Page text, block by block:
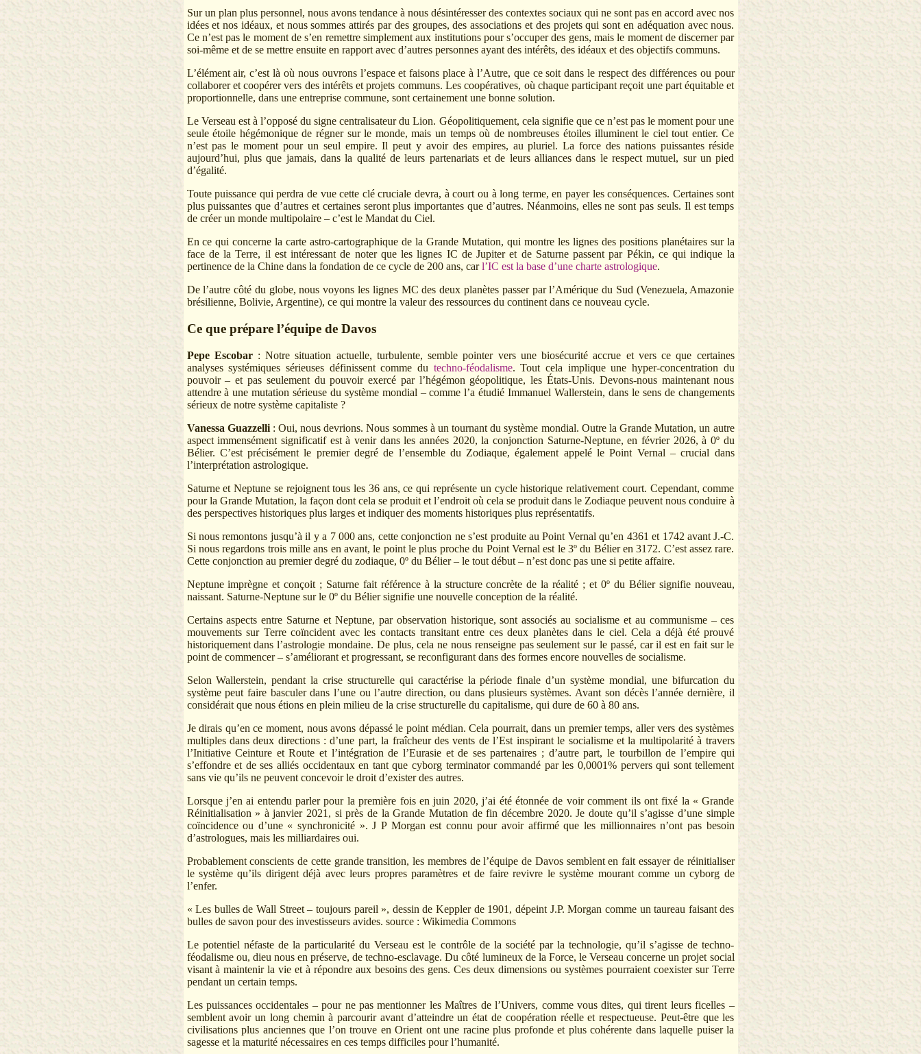
Sur un plan plus personnel, nous avons tendance à nous désintéresser des contextes sociaux qui ne sont pas en accord avec nos
idées et nos idéaux, et nous sommes attirés par des groupes, des associations et des projets qui sont en adéquation avec nous.
Ce n’est pas le moment de s’en remettre simplement aux institutions pour s’occuper des gens, mais le moment de discerner par
soi-même et de se mettre ensuite en rapport avec d’autres personnes ayant des intérêts, des idéaux et des objectifs communs.
L’élément air, c’est là où nous ouvrons l’espace et faisons place à l’Autre, que ce soit dans le respect des différences ou pour
collaborer et coopérer vers des intérêts et projets communs. Les coopératives, où chaque participant reçoit une part équitable et
proportionnelle, dans une entreprise commune, sont certainement une bonne solution.
Le Verseau est à l’opposé du signe centralisateur du Lion. Géopolitiquement, cela signifie que ce n’est pas le moment pour une
seule étoile hégémonique de régner sur le monde, mais un temps où de nombreuses étoiles illuminent le ciel tout entier. Ce
n’est pas le moment pour un seul empire. Il peut y avoir des empires, au pluriel. La force des nations puissantes réside
aujourd’hui, plus que jamais, dans la qualité de leurs partenariats et de leurs alliances dans le respect mutuel, sur un pied
d’égalité.
Toute puissance qui perdra de vue cette clé cruciale devra, à court ou à long terme, en payer les conséquences. Certaines sont
plus puissantes que d’autres et certaines seront plus importantes que d’autres. Néanmoins, elles ne sont pas seuls. Il est temps
de créer un monde multipolaire – c’est le Mandat du Ciel.
En ce qui concerne la carte astro-cartographique de la Grande Mutation, qui montre les lignes des positions planétaires sur la
face de la Terre, il est intéressant de noter que les lignes IC de Jupiter et de Saturne passent par Pékin, ce qui indique la
pertinence de la Chine dans la fondation de ce cycle de 200 ans, carl’IC est la base d’une charte astrologique.
De l’autre côté du globe, nous voyons les lignes MC des deux planètes passer par l’Amérique du Sud (Venezuela, Amazonie
brésilienne, Bolivie, Argentine), ce qui montre la valeur des ressources du continent dans ce nouveau cycle.
Ce que prépare l’équipe de Davos
Pepe Escobar: Notre situation actuelle, turbulente, semble pointer vers une biosécurité accrue et vers ce que certaines
analyses systémiques sérieuses définissent comme du techno-féodalisme. Tout cela implique une hyper-concentration du
pouvoir – et pas seulement du pouvoir exercé par l’hégémon géopolitique, les États-Unis. Devons-nous maintenant nous
attendre à une mutation sérieuse du système mondial – comme l’a étudié Immanuel Wallerstein, dans le sens de changements
sérieux de notre système capitaliste ?
Vanessa Guazzelli: Oui, nous devrions. Nous sommes à un tournant du système mondial. Outre la Grande Mutation, un autre
aspect immensément significatif est à venir dans les années 2020, la conjonction Saturne-Neptune, en février 2026, à 0º du
Bélier. C’est précisément le premier degré de l’ensemble du Zodiaque, également appelé le Point Vernal – crucial dans
l’interprétation astrologique.
Saturne et Neptune se rejoignent tous les 36 ans, ce qui représente un cycle historique relativement court. Cependant, comme
pour la Grande Mutation, la façon dont cela se produit et l’endroit où cela se produit dans le Zodiaque peuvent nous conduire à
des perspectives historiques plus larges et indiquer des moments historiques plus représentatifs.
Si nous remontons jusqu’à il y a 7 000 ans, cette conjonction ne s’est produite au Point Vernal qu’en 4361 et 1742 avant J.-C.
Si nous regardons trois mille ans en avant, le point le plus proche du Point Vernal est le 3º du Bélier en 3172. C’est assez rare.
Cette conjonction au premier degré du zodiaque, 0º du Bélier – le tout début – n’est donc pas une si petite affaire.
Neptune imprègne et conçoit ; Saturne fait référence à la structure concrète de la réalité ; et 0º du Bélier signifie nouveau,
naissant. Saturne-Neptune sur le 0º du Bélier signifie une nouvelle conception de la réalité.
Certains aspects entre Saturne et Neptune, par observation historique, sont associés au socialisme et au communisme – ces
mouvements sur Terre coïncident avec les contacts transitant entre ces deux planètes dans le ciel. Cela a déjà été prouvé
historiquement dans l’astrologie mondaine. De plus, cela ne nous renseigne pas seulement sur le passé, car il est en fait sur le
point de commencer – s’améliorant et progressant, se reconfigurant dans des formes encore nouvelles de socialisme.
Selon Wallerstein, pendant la crise structurelle qui caractérise la période finale d’un système mondial, une bifurcation du
système peut faire basculer dans l’une ou l’autre direction, ou dans plusieurs systèmes. Avant son décès l’année dernière, il
considérait que nous étions en plein milieu de la crise structurelle du capitalisme, qui dure de 60 à 80 ans.
Je dirais qu’en ce moment, nous avons dépassé le point médian. Cela pourrait, dans un premier temps, aller vers des systèmes
multiples dans deux directions : d’une part, la fraîcheur des vents de l’Est inspirant le socialisme et la multipolarité à travers
l’Initiative Ceinture et Route et l’intégration de l’Eurasie et de ses partenaires ; d’autre part, le tourbillon de l’empire qui
s’effondre et de ses alliés occidentaux en tant que cyborg terminator commandé par les 0,0001% pervers qui sont tellement
sans vie qu’ils ne peuvent concevoir le droit d’exister des autres.
Lorsque j’en ai entendu parler pour la première fois en juin 2020, j’ai été étonnée de voir comment ils ont fixé la « Grande
Réinitialisation » à janvier 2021, si près de la Grande Mutation de fin décembre 2020. Je doute qu’il s’agisse d’une simple
coïncidence ou d’une « synchronicité ». J P Morgan est connu pour avoir affirmé que les millionnaires n’ont pas besoin
d’astrologues, mais les milliardaires oui.
Probablement conscients de cette grande transition, les membres de l’équipe de Davos semblent en fait essayer de réinitialiser
le système qu’ils dirigent déjà avec leurs propres paramètres et de faire revivre le système mourant comme un cyborg de
l’enfer.
« Les bulles de Wall Street – toujours pareil », dessin de Keppler de 1901, dépeint J.P. Morgan comme un taureau faisant des
bulles de savon pour des investisseurs avides. source : Wikimedia Commons
Le potentiel néfaste de la particularité du Verseau est le contrôle de la société par la technologie, qu’il s’agisse de techno-
féodalisme ou, dieu nous en préserve, de techno-esclavage. Du côté lumineux de la Force, le Verseau concerne un projet social
visant à maintenir la vie et à répondre aux besoins des gens. Ces deux dimensions ou systèmes pourraient coexister sur Terre
pendant un certain temps.
Les puissances occidentales – pour ne pas mentionner les Maîtres de l’Univers, comme vous dites, qui tirent leurs ficelles –
semblent avoir un long chemin à parcourir avant d’atteindre un état de coopération réelle et respectueuse. Peut-être que les
civilisations plus anciennes que l’on trouve en Orient ont une racine plus profonde et plus cohérente dans laquelle puiser la
sagesse et la maturité nécessaires en ces temps difficiles pour l’humanité.